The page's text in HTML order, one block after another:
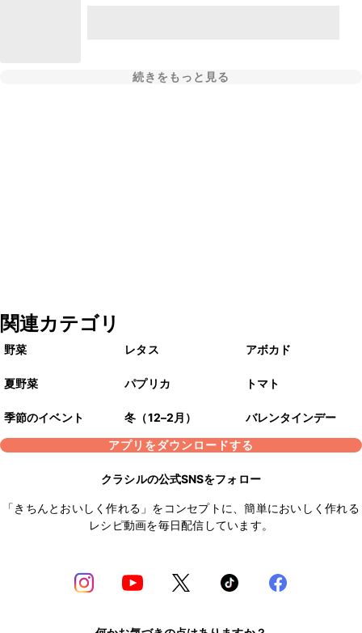
続きをもっと見る
関連カテゴリ
野菜 レタス アボカド
夏野菜 パプリカ トマト
季節のイベント 冬（12–2月）
バレンタインデー
アプリをダウンロードする
クラシルの公式SNSをフォロー
「きちんとおいしく作れる」をコンセプトに、簡単においしく作れる
レシピ動画を毎日配信しています。